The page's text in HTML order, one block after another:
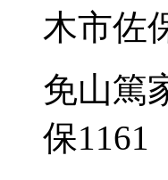
木市佐
免山篤
保1161